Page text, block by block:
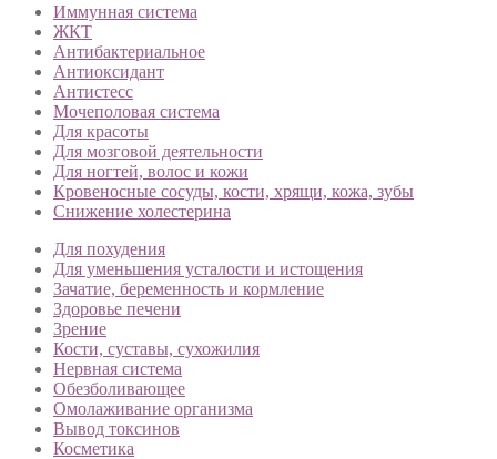
Иммунная система
ЖКТ
Антибактериальное
Антиоксидант
Антистесс
Мочеполовая система
Для красоты
Для мозговой деятельности
Для ногтей, волос и кожи
Кровеносные сосуды, кости, хрящи, кожа, зубы
Снижение холестерина
Для похудения
Для уменьшения усталости и истощения
Зачатие, беременность и кормление
Здоровье печени
Зрение
Кости, суставы, сухожилия
Нервная система
Обезболивающее
Омолаживание организма
Вывод токсинов
Косметика